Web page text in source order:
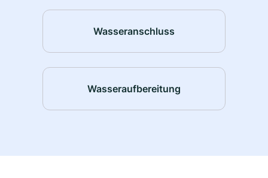
Wasseranschluss
Wasseraufbereitung